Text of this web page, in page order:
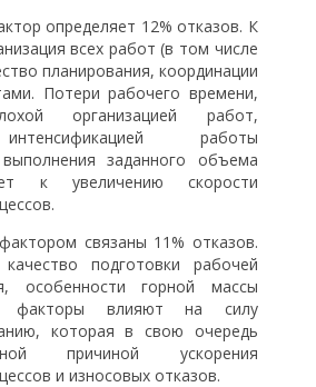
определяет 12% отказов. К
всех работ (в том числе
планирования, координации
Потери рабочего времени,
организацией работ,
работы
заданного объема
к увеличению скорости
связаны 11% отказов.
подготовки рабочей
особенности горной массы
факторы влияют на силу
которая в свою очередь
причиной ускорения
и износовых отказов.